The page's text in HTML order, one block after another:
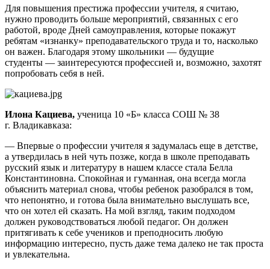
Для повышения престижа профессии учителя, я считаю,
нужно проводить больше мероприятий, связанных с его
работой, вроде Дней самоуправления, которые покажут
ребятам «изнанку» преподавательского труда и то, насколько
он важен. Благодаря этому школьники — будущие
студенты — заинтересуются профессией и, возможно, захотят
попробовать себя в ней.
Илона Кациева, ученица 10 «Б» класса СОШ № 38
г. Владикавказа:
— Впервые о профессии учителя я задумалась еще в детстве,
а утвердилась в ней чуть позже, когда в школе преподавать
русский язык и литературу в нашем классе стала Белла
Константиновна. Спокойная и гуманная, она всегда могла
объяснить материал снова, чтобы ребенок разобрался в том,
что непонятно, и готова была внимательно выслушать все,
что он хотел ей сказать. На мой взгляд, таким подходом
должен руководствоваться любой педагог. Он должен
притягивать к себе учеников и преподносить любую
информацию интересно, пусть даже тема далеко не так проста
и увлекательна.